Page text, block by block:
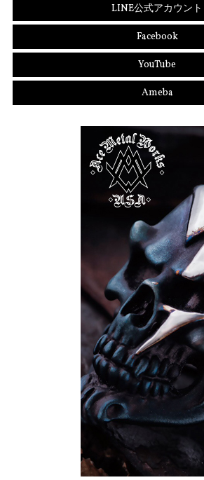
LINE公式アカウント
Facebook
YouTube
Ameba